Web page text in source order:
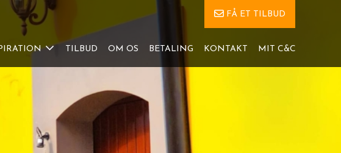
FÅ ET TILBUD
TILBUD OM OS BETALING KONTAKT MIT C&C